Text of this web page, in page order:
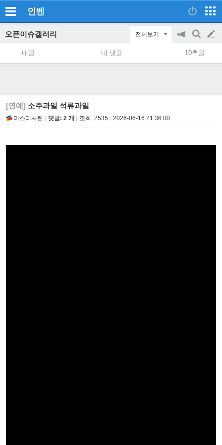
인벤
오픈이슈갤러리 전체보기
공
지
on/off
검
색
글
쓰
내글 내 댓글 10추글
[연예] 소주과일 석류과일
미스터사탄 댓글: 2 개 조회: 2535 2026-06-16 21:36:00